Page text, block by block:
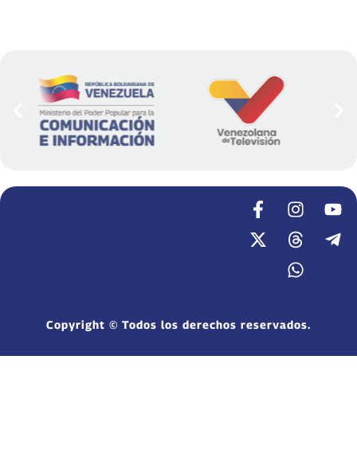
Copyright © Todos los derechos reservados.